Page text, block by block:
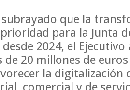
subrayado que la
para la Junta
2024, el
de 20 millones de
la digitalización
comercial y de